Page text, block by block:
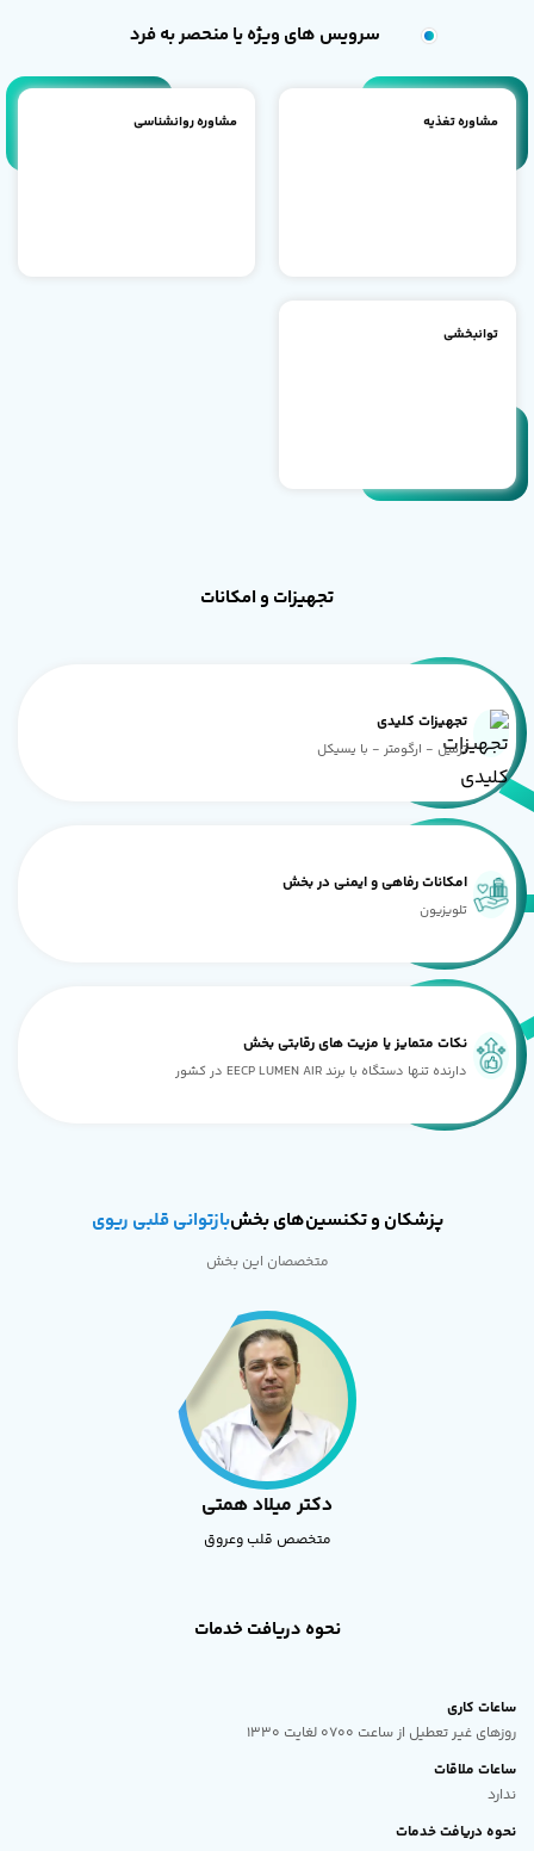
سرویس های ویژه یا منحصر به فرد
مشاوره تغذیه مشاوره روانشناسی
توانبخشی
تجهیزات و امکانات
تجهیزات کلیدی
ترمیل - ارگومتر - با یسیکل
امکانات رفاهی و ایمنی در بخش
تلویزیون
نکات متمایز یا مزیت های رقابتی بخش
دارنده تنها دستگاه با برند EECP LUMEN AIR در کشور
پزشکان و تکنسین‌های بخشبازتوانی قلبی ریوی
متخصصان این بخش
دکتر میلاد همتی
متخصص قلب وعروق
نحوه دریافت خدمات
ساعات کاری
روزهای غیر تعطیل از ساعت 0700 لغایت 1330
ساعات ملاقات
ندارد
نحوه دریافت خدمات